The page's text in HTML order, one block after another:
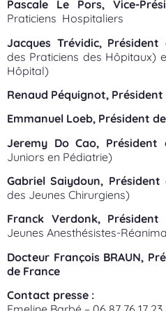
Pascale Le Pors, Vice-
Praticiens Hospitaliers
Jacques Trévidic, Président
des Praticiens des Hôpitaux)
Hôpital)
Renaud Péquignot,
Emmanuel Loeb, Président
Jeremy Do Cao, Président
Juniors en Pédiatrie)
Gabriel Saiydoun, Président
des Jeunes Chirurgiens)
Franck Verdonk, Président
Jeunes Anesthésistes-
Docteur François BRAUN,
de France
Contact presse :